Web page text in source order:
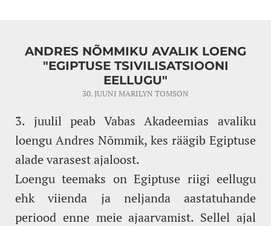
ANDRES NÕMMIKU AVALIK LOENG
"EGIPTUSE TSIVILISATSIOONI
EELLUGU"
30. JUUNI MARILYN TOMSON
3. juulil peab Vabas Akadeemias avaliku
loengu Andres Nõmmik, kes räägib Egiptuse
alade varasest ajaloost.
Loengu teemaks on Egiptuse riigi eellugu
ehk viienda ja neljanda aastatuhande
periood enne meie ajaarvamist. Sellel ajal